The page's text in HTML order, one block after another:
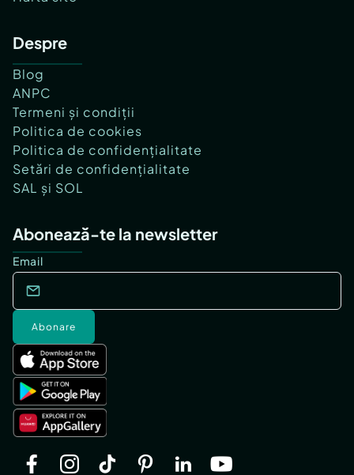
Despre
Blog
ANPC
Termeni și condiții
Politica de cookies
Politica de confidențialitate
Setări de confidențialitate
SAL și SOL
Abonează-te la newsletter
Email
Abonare